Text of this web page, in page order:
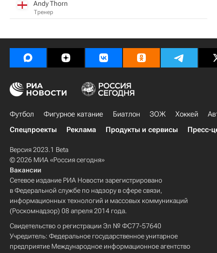
Andy Thorn
Тренер
Футбол Фигурное катание Биатлон ЗОЖ Хоккей
Спецпроекты
Реклама Продукты и сервисы Пресс-
Версия 2023.1 Beta
© 2026 МИА «Россия сегодня»
Вакансии
Сетевое издание РИА Новости зарегистрировано
в Федеральной службе по надзору в сфере связи,
информационных технологий и массовых коммуникаций
(Роскомнадзор) 08 апреля 2014 года.
Свидетельство о регистрации Эл № ФС77-57640
Учредитель: Федеральное государственное унитарное
предприятие Международное информационное агентство